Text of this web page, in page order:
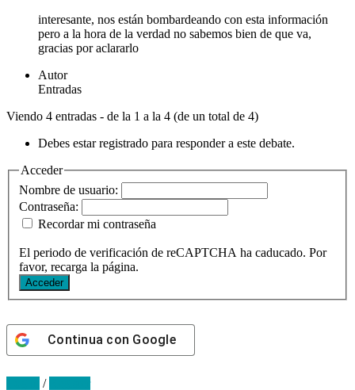
interesante, nos están bombardeando con esta información
pero a la hora de la verdad no sabemos bien de que va,
gracias por aclararlo
Autor
Entradas
Viendo 4 entradas - de la 1 a la 4 (de un total de 4)
Debes estar registrado para responder a este debate.
Acceder
Nombre de usuario:
Contraseña:
Recordar mi contraseña
El periodo de verificación de reCAPTCHA ha caducado. Por
favor, recarga la página.
Acceder
Continua con Google
/